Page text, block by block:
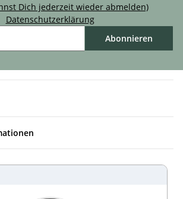
Dich jederzeit wieder abmelden)
Datenschutzerklärung
Abonnieren